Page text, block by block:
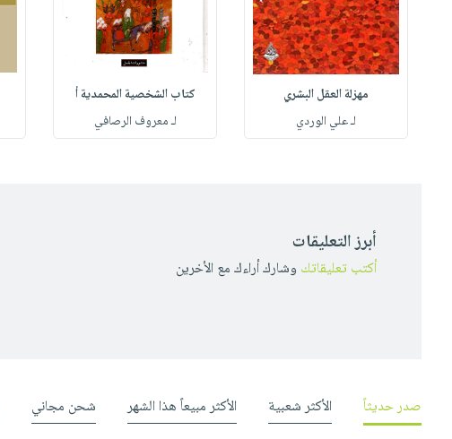
مهزلة العقل البشري
لـ علي الوردي
كتاب الشخصية المحمدية أ
لـ معروف الرصافي
أبرز التعليقات
أكتب تعليقاتك وشارك أراءك مع الأخرين
صدر حديثاً الأكثر شعبية الأكثر مبيعاً هذا الشهر شحن مجاني